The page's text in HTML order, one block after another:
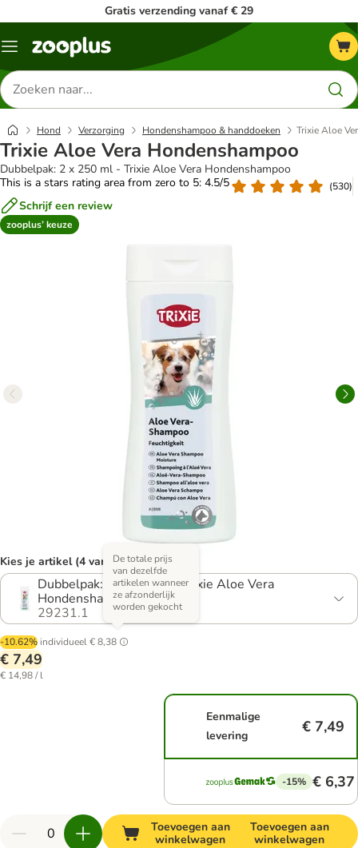
Gratis verzending vanaf € 29
Menu
Zoeken
naar
producten
Hond Verzorging Hondenshampoo & handdoeken Trixie Aloe
Trixie Aloe Vera Hondenshampoo
Dubbelpak: 2 x 250 ml - Trixie Aloe Vera Hondenshampoo
This is a stars rating area from zero to 5: 4.5/5
(530)
Schrijf een review
zooplus’ keuze
Kies je artikel (4 varianten)
Dubbelpak: 2 x 250 ml - Trixie Aloe Vera
Hondenshampoo
29231.1
-10.62% individueel€ 8,38
De totale prijs
van dezelfde
artikelen wanneer
ze afzonderlijk
worden gekocht
€ 7,49
€ 14,98 / l
Eenmalige
levering
€ 7,49
-15% € 6,37
Toevoegen aan
winkelwagen
Toevoegen aan
winkelwagen